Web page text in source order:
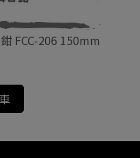
FCC-206 150mm